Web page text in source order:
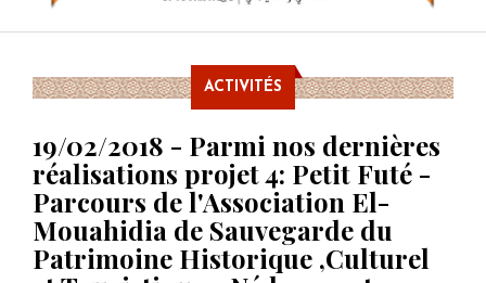
ACTIVITÉS
19/02/2018 - Parmi nos dernières
réalisations projet 4: Petit Futé -
Parcours de l'Association El-
Mouahidia de Sauvegarde du
Patrimoine Historique ,Culturel